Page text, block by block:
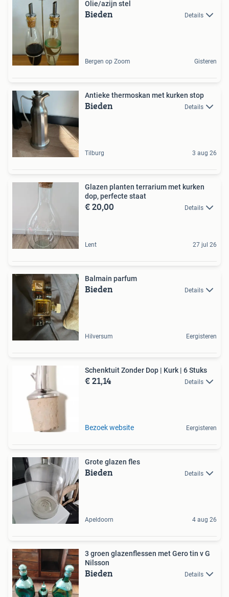
Olie/azijn stel
Bieden Details
Bergen op Zoom Gisteren
Antieke thermoskan met kurken stop
Bieden Details
Tilburg 3 aug 26
Glazen planten terrarium met kurken
dop, perfecte staat
€ 20,00 Details
Lent 27 jul 26
Balmain parfum
Bieden Details
Hilversum Eergisteren
Schenktuit Zonder Dop | Kurk | 6 Stuks
€ 21,14 Details
Bezoek website Eergisteren
Grote glazen fles
Bieden Details
Apeldoorn 4 aug 26
3 groen glazenflessen met Gero tin v G
Nilsson
Bieden Details